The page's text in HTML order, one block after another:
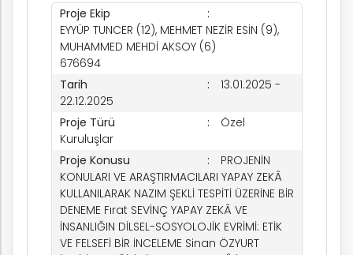
Proje Ekip
EYYÜP TUNCER (12), MEHMET NEZİR ESİN (9),
MUHAMMED MEHDİ AKSOY (6)
676694
Tarih
13.01.2025 -
22.12.2025
Proje Türü
Özel
Kuruluşlar
Proje Konusu
PROJENİN
KONULARI VE ARAŞTIRMACILARI YAPAY ZEKÂ
KULLANILARAK NAZIM ŞEKLİ TESPİTİ ÜZERİNE BİR
DENEME Fırat SEVİNÇ YAPAY ZEKÂ VE
İNSANLIĞIN DİLSEL-SOSYOLOJİK EVRİMİ: ETİK
VE FELSEFİ BİR İNCELEME Sinan ÖZYURT